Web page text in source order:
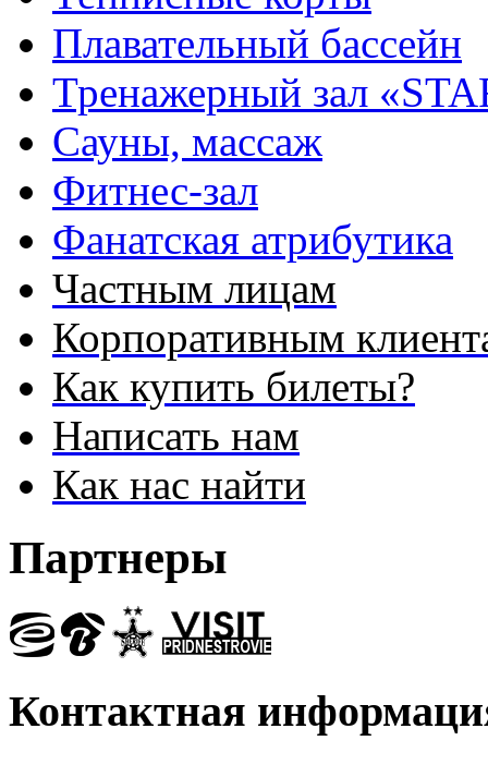
Плавательный бассейн
Тренажерный зал
Сауны, массаж
Фитнес-зал
Фанатская атрибутика
Частным лицам
Корпоративным
Как купить билеты?
Написать нам
Как нас найти
Партнеры
Контактная